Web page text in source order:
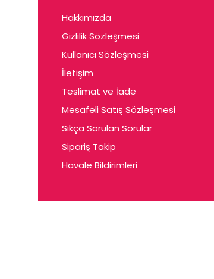
Hakkımızda
Gizlilik Sözleşmesi
Kullanıcı Sözleşmesi
İletişim
Teslimat ve İade
Mesafeli Satış Sözleşmesi
Sıkça Sorulan Sorular
Sipariş Takip
Havale Bildirimleri